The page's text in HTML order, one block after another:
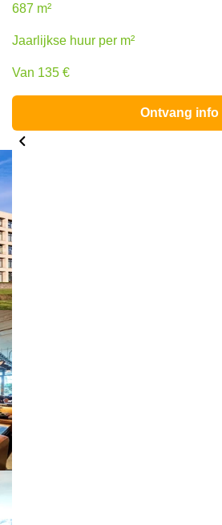
687 m²
Jaarlijkse huur per m²
Van 135 €
Ontvang info